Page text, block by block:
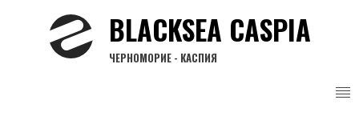
BLACKSEA CASPIA
ЧЕРНОМОРИЕ - КАСПИЯ